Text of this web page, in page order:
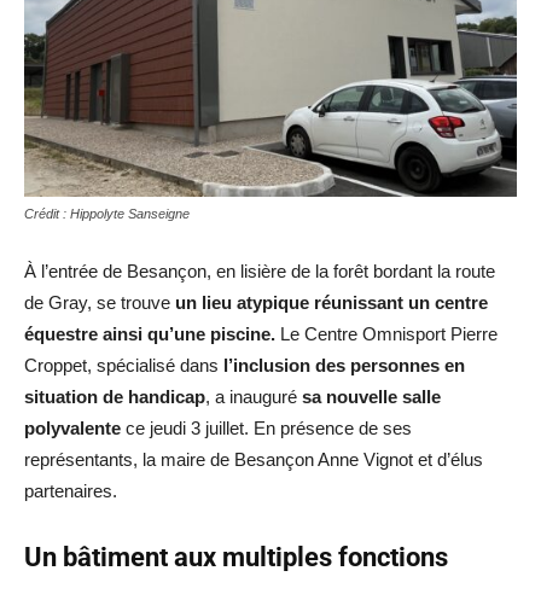
Crédit : Hippolyte Sanseigne
À l’entrée de Besançon, en lisière de la forêt bordant la route
de Gray, se trouve un lieu atypique réunissant un centre
équestre ainsi qu’une piscine. Le Centre Omnisport Pierre
Croppet, spécialisé dans l’inclusion des personnes en
situation de handicap, a inauguré sa nouvelle salle
polyvalente ce jeudi 3 juillet. En présence de ses
représentants, la maire de Besançon Anne Vignot et d’élus
partenaires.
Un bâtiment aux multiples fonctions